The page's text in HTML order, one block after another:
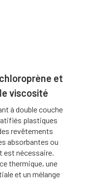
et
viscosité
à double couche
plastiques
revêtements
absorbantes ou
est nécessaire.
thermique, une
et un mélange